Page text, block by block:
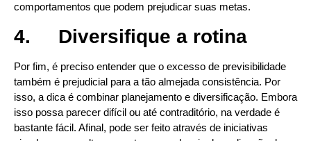
comportamentos que podem prejudicar suas metas.
4. Diversifique a rotina
Por fim, é preciso entender que o excesso de previsibilidade
também é prejudicial para a tão almejada consistência. Por
isso, a dica é combinar planejamento e diversificação. Embora
isso possa parecer difícil ou até contraditório, na verdade é
bastante fácil. Afinal, pode ser feito através de iniciativas